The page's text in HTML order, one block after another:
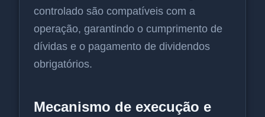
controlado são compatíveis com a
operação, garantindo o cumprimento de
dívidas e o pagamento de dividendos
obrigatórios.
Mecanismo de execução e